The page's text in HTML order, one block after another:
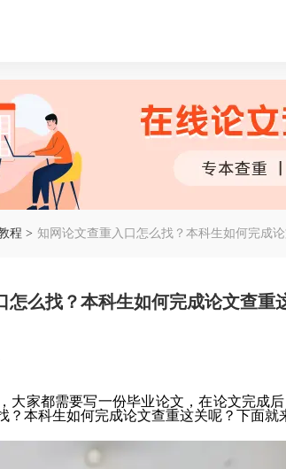
程 > 知网论文查重入口怎么找？本科生如何完成
怎么找？本科生如何完成论文查重
大家都需要写一份毕业论文，在论文完成
？本科生如何完成论文查重这关呢？下面就